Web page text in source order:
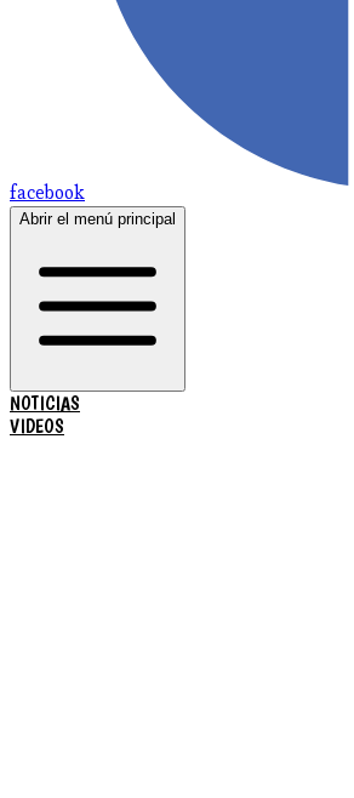
facebook
Abrir el menú principal
NOTICIAS
VIDEOS